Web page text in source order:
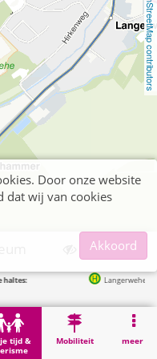
OpenStreetMap contributors
tijd &
Mobiliteit meer
Langerwehe Bahnhof
Door onze website
dat wij van cookies
Akkoord